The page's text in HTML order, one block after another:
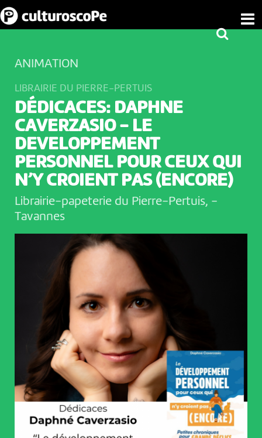
ANIMATION
LIBRAIRIE DU PIERRE-PERTUIS
DÉDICACES: DAPHNE
CAVERZASIO - LE
DEVELOPPEMENT
PERSONNEL POUR CEUX QUI
N’Y CROIENT PAS (ENCORE)
Librairie-papeterie du Pierre-Pertuis, -
Tavannes